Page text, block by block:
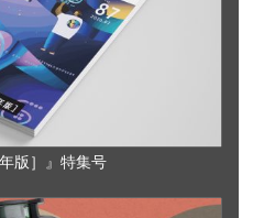
版］』特集号